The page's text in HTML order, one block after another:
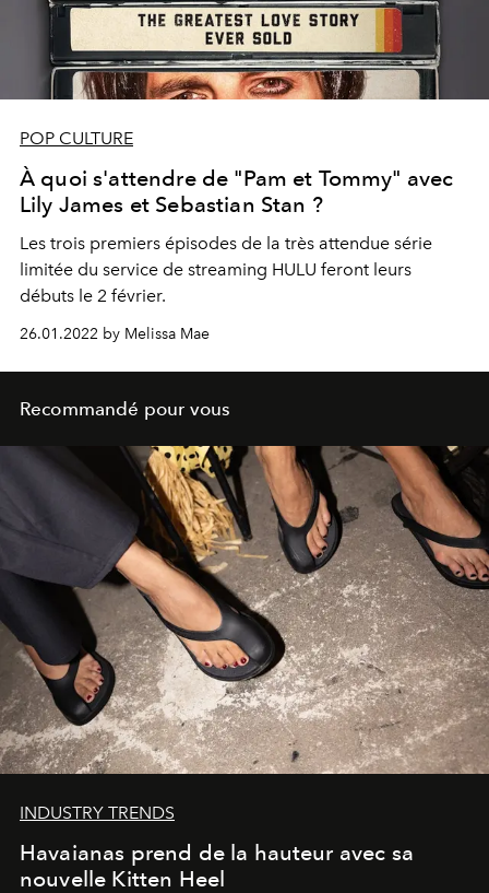
POP CULTURE
À quoi s'attendre de "Pam et Tommy" avec
Lily James et Sebastian Stan ?
Les trois premiers épisodes de la très attendue série
limitée du service de streaming HULU feront leurs
débuts le 2 février.
26.01.2022 by Melissa Mae
Recommandé pour vous
INDUSTRY TRENDS
Havaianas prend de la hauteur avec sa
nouvelle Kitten Heel